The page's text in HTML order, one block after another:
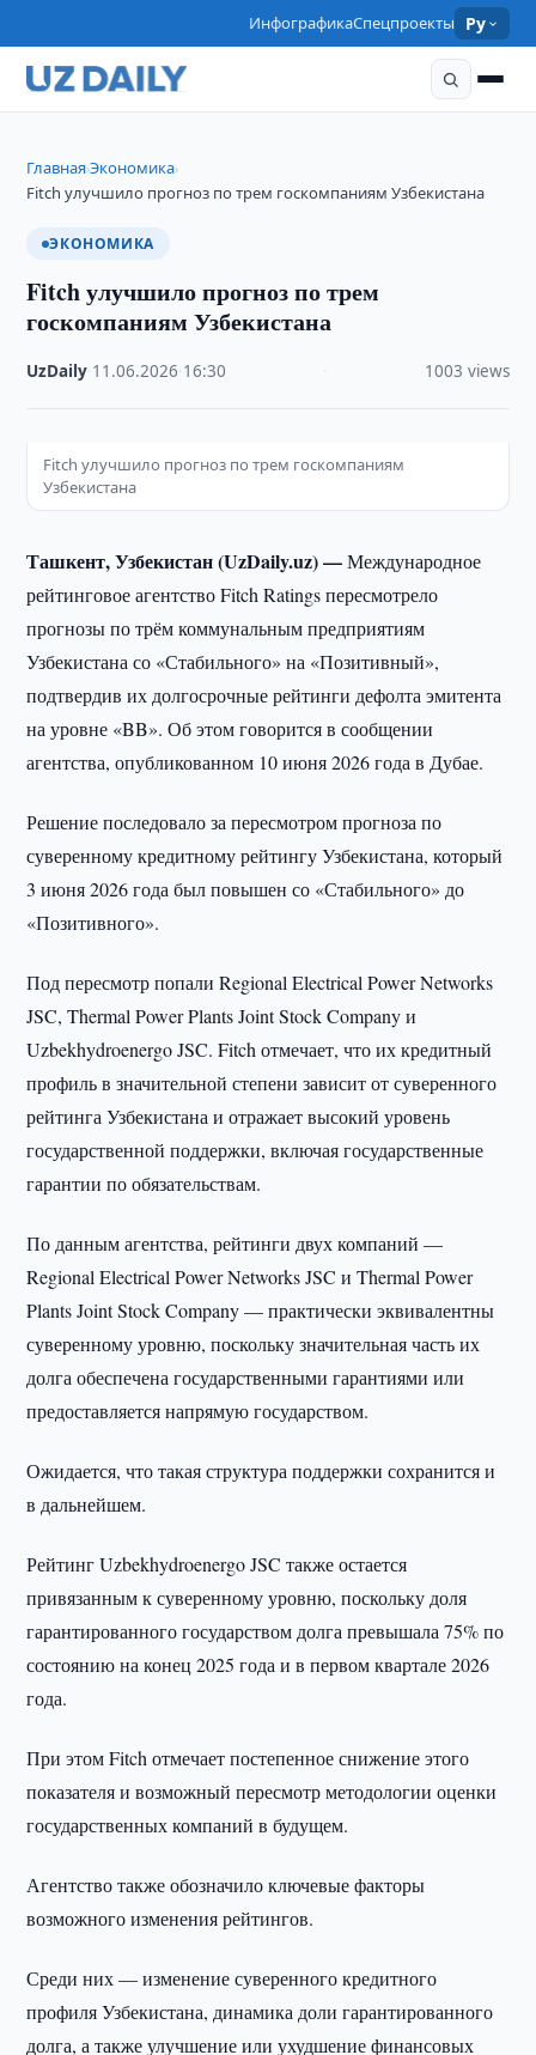
ИнфографикаСпецпроекты Ру
Главная›Экономика›
Fitch улучшило прогноз по трем госкомпаниям Узбекистана
ЭКОНОМИКА
Fitch улучшило прогноз по трем
госкомпаниям Узбекистана
UzDaily 11.06.2026 16:30 1003 views
Fitch улучшило прогноз по трем госкомпаниям
Узбекистана
Ташкент, Узбекистан (UzDaily.uz) —Международное
рейтинговое агентство Fitch Ratings пересмотрело
прогнозы по трём коммунальным предприятиям
Узбекистана со «Стабильного» на «Позитивный»,
подтвердив их долгосрочные рейтинги дефолта эмитента
на уровне «BB». Об этом говорится в сообщении
агентства, опубликованном 10 июня 2026 года в Дубае.
Решение последовало за пересмотром прогноза по
суверенному кредитному рейтингу Узбекистана, который
3 июня 2026 года был повышен со «Стабильного» до
«Позитивного».
Под пересмотр попали Regional Electrical Power Networks
JSC, Thermal Power Plants Joint Stock Company и
Uzbekhydroenergo JSC. Fitch отмечает, что их кредитный
профиль в значительной степени зависит от суверенного
рейтинга Узбекистана и отражает высокий уровень
государственной поддержки, включая государственные
гарантии по обязательствам.
По данным агентства, рейтинги двух компаний —
Regional Electrical Power Networks JSC и Thermal Power
Plants Joint Stock Company — практически эквивалентны
суверенному уровню, поскольку значительная часть их
долга обеспечена государственными гарантиями или
предоставляется напрямую государством.
Ожидается, что такая структура поддержки сохранится и
в дальнейшем.
Рейтинг Uzbekhydroenergo JSC также остается
привязанным к суверенному уровню, поскольку доля
гарантированного государством долга превышала 75% по
состоянию на конец 2025 года и в первом квартале 2026
года.
При этом Fitch отмечает постепенное снижение этого
показателя и возможный пересмотр методологии оценки
государственных компаний в будущем.
Агентство также обозначило ключевые факторы
возможного изменения рейтингов.
Среди них — изменение суверенного кредитного
профиля Узбекистана, динамика доли гарантированного
долга, а также улучшение или ухудшение финансовых